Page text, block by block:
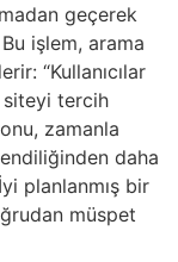
geçerek
işlem, arama
“Kullanıcılar
siteyi tercih
zamanla
daha
planlanmış bir
müspet